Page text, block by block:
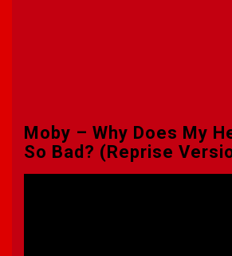
Moby – Why Does My
So Bad? (Reprise